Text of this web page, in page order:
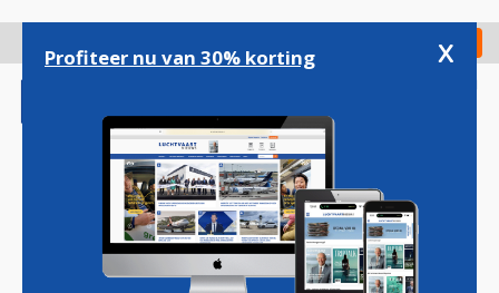
gaan
Check in
Magazine Podcasts Vacatures
Profiteer nu van 30% korting x